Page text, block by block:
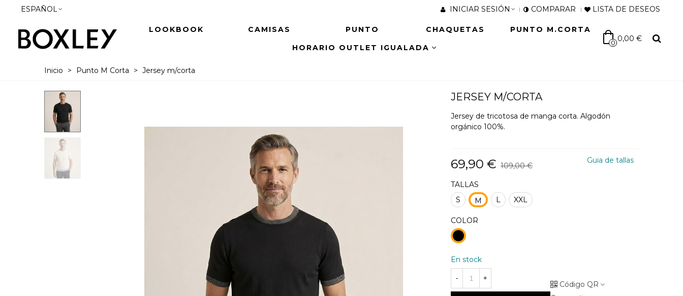
ESPAÑOL INICIAR SESIÓN COMPARAR LISTA DE DESEOS
LOOKBOOK CAMISAS PUNTO CHAQUETAS
PUNTO M.CORTA
HORARIO OUTLET IGUALADA
0 0,00 €
Inicio > Punto M Corta > Jersey m/corta
JERSEY M/CORTA
Jersey de tricotosa de manga corta. Algodón
orgánico 100%.
69,90 € 109,00 €
Guia de tallas
TALLAS
S
M L XXL
COLOR
19
negro
En stock
- +
Código QR